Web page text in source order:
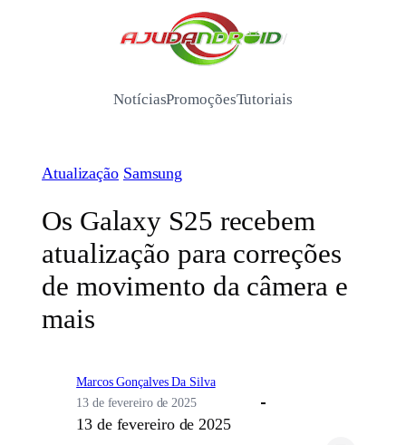
/
NotíciasPromoçõesTutoriais
Atualização Samsung
Os Galaxy S25 recebem
atualização para correções
de movimento da câmera e
mais
Marcos Gonçalves Da Silva
13 de fevereiro de 2025
13 de fevereiro de 2025